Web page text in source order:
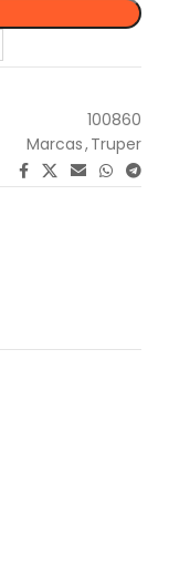
100860
Marcas,Truper